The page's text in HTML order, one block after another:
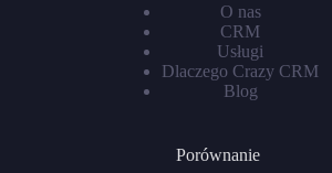
O nas
CRM
Usługi
Dlaczego Crazy CRM
Blog
Porównanie